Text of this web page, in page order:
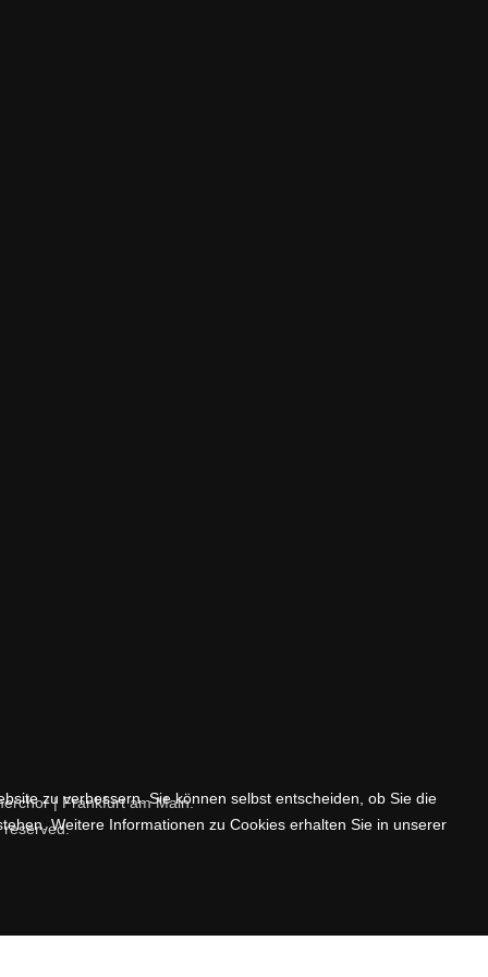
| Frankfurt am Main.
reserved.
zu verbessern. Sie können selbst entscheiden, ob Sie die
Weitere Informationen zu Cookies erhalten Sie in unserer